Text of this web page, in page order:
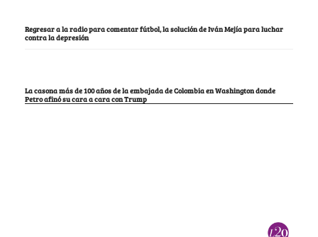
Regresar a la radio para comentar fútbol, la solución de Iván Mejía para luchar
contra la depresión
La casona más de 100 años de la embajada de Colombia en Washington donde
Petro afinó su cara a cara con Trump